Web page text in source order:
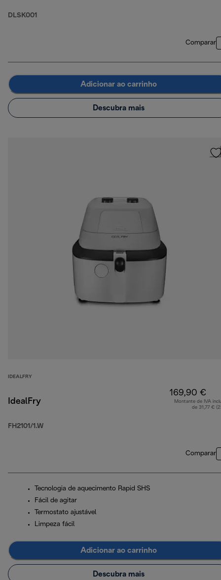
DLSK001
Comparar
Adicionar ao carrinho
Descubra mais
IDEALFRY
IdealFry
FH2101/1.W
169,90 €
Montante de IVA
de 31,77 €
Comparar
Tecnologia de aquecimento Rapid SHS
Fácil de agitar
Termostato ajustável
Limpeza fácil
Adicionar ao carrinho
Descubra mais